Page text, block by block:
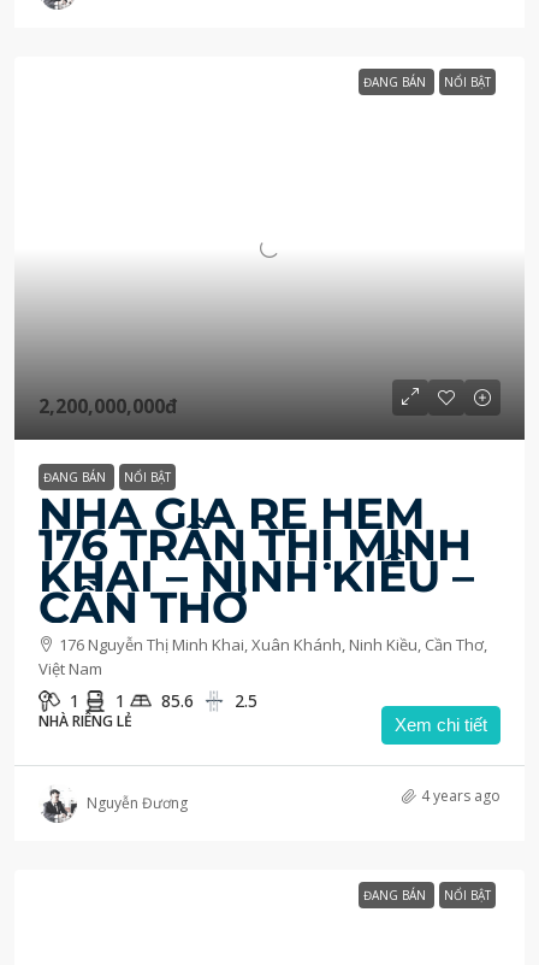
ĐANG BÁN NỔI BẬT
2,200,000,000đ
ĐANG BÁN NỔI BẬT
NHÀ GIÁ RẺ HẺM
176 TRẦN THỊ MINH
KHAI – NINH KIỀU –
CẦN THƠ
176 Nguyễn Thị Minh Khai, Xuân Khánh, Ninh Kiều, Cần Thơ,
Việt Nam
1 1 85.6 2.5
NHÀ RIÊNG LẺ Xem chi tiết
Nguyễn Đương 4 years ago
ĐANG BÁN NỔI BẬT